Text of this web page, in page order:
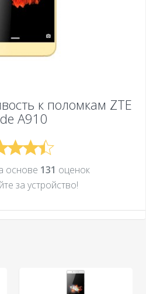
к поломкам ZTE
A910
основе 131 оценок
за устройcтво!